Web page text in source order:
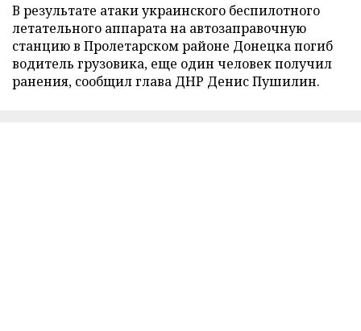
В результате атаки украинского беспилотного
летательного аппарата на автозаправочную
станцию в Пролетарском районе Донецка погиб
водитель грузовика, еще один человек получил
ранения, сообщил глава ДНР Денис Пушилин.